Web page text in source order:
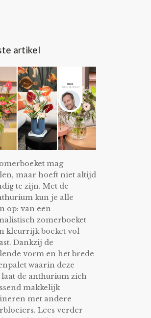
artikel
mag
maar hoeft niet altijd
te zijn. Met de
kun je alle
op: van een
zomerboeket
kleurrijk boeket vol
Dankzij de
vorm en het brede
waarin deze
laat de anthurium zich
makkelijk
met andere
Lees verder